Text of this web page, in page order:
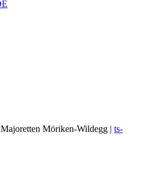
Möriken-Wildegg | ts-